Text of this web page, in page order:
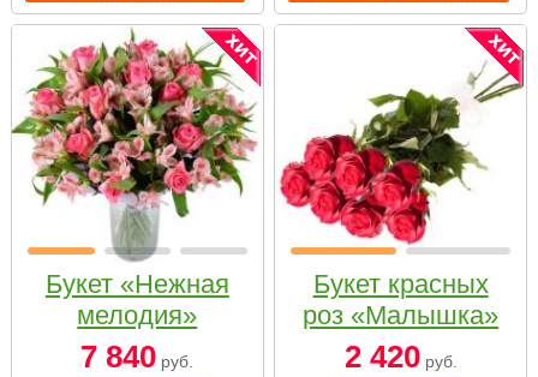
Букет «Нежная
мелодия»
7 840 руб.
Букет красных
роз «Малышка»
2 420руб.